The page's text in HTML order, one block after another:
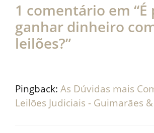
1 comentário em “É
ganhar dinheiro
leilões?”
Pingback: As Dúvidas mais
Leilões Judiciais - Guimarães &